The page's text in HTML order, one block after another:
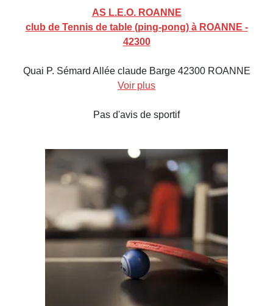
AS L.E.O. ROANNE
club de Tennis de table (ping-pong) à ROANNE -
42300
Quai P. Sémard Allée claude Barge 42300 ROANNE
Voir plus
Pas d'avis de sportif